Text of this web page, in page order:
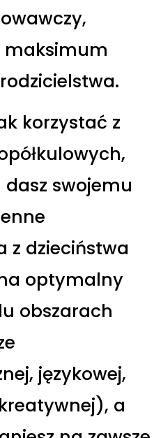
maksimum
korzystać z
swojemu
z dzieciństwa
optymalny
obszarach
językowej,
a